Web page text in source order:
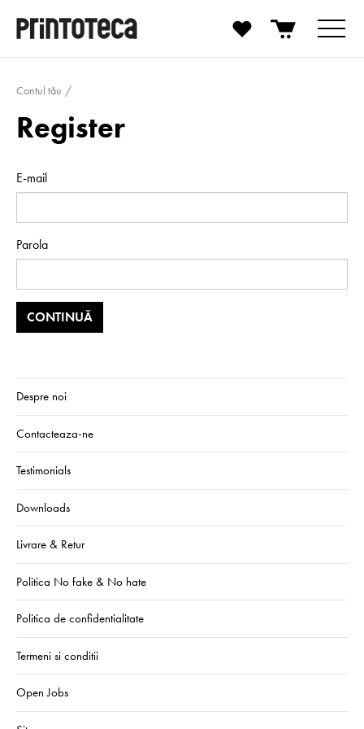
Contul tău
Register
E-mail
Parola
Despre noi
Contacteaza-ne
Testimonials
Downloads
Livrare & Retur
Politica No fake & No hate
Politica de confidentialitate
Termeni si conditii
Open Jobs